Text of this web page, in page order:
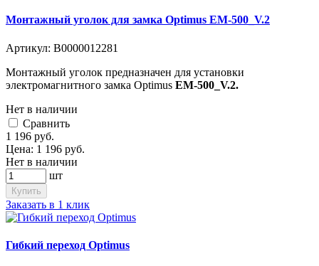
Монтажный уголок для замка Optimus EM-500_V.2
Артикул: В0000012281
Монтажный уголок предназначен для установки
электромагнитного замка Optimus EM-500_V.2.
Нет в наличии
Cравнить
1 196 руб.
Цена: 1 196 руб.
Нет в наличии
шт
Купить
Заказать в 1 клик
Гибкий переход Optimus